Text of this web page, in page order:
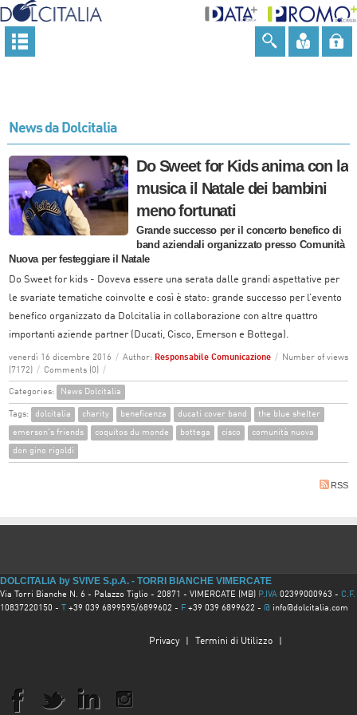
News da Dolcitalia
Do Sweet for Kids anima con la
musica il Natale dei bambini
meno fortunati
Grande successo per il concerto benefico di
band aziendali organizzato presso Comunità
Nuova per festeggiare il Natale
Do Sweet for kids - Doveva essere una serata dalle grandi aspettative per
le svariate tematiche coinvolte e così è stato: grande successo per l’evento
benefico organizzato da Dolcitalia in collaborazione con altre quattro
importanti aziende partner (Ducati, Cisco, Emerson e Bottega).
venerdì 16 dicembre 2016 / Author: Responsabile Comunicazione /
Number of views
(7172)
/ Comments (0) /
Categories: News Dolcitalia
Tags: dolcitalia charity beneficenza ducati cover band the blue shelter
emerson's friends coquitos du monde bottega cisco comunità nuova
don gino rigoldi
RSS
DOLCITALIA by SVIVE S.p.A. - TORRI BIANCHE VIMERCATE
Via Torri Bianche N. 6 - Palazzo Tiglio - 20871 - VIMERCATE (MB) P.IVA 02399000963 - C.F.
10837220150 -
+39 039 6899595/6899602 - F +39 039 6899622 - @ info@dolcitalia.com
Privacy Termini di Utilizzo